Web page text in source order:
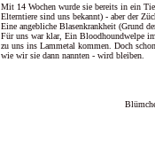
Mit 14 Wochen wurde sie bereits in ein
Elterntiere sind uns bekannt) - aber der
Eine angebliche Blasenkrankheit (Grund
Für uns war klar, Ein Bloodhoundwelpe
zu uns ins Lammetal kommen. Doch
wie wir sie dann nannten - wird bleiben.